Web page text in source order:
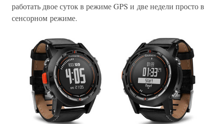
работать двое суток в режиме GPS и две недели просто в
сенсорном режиме.